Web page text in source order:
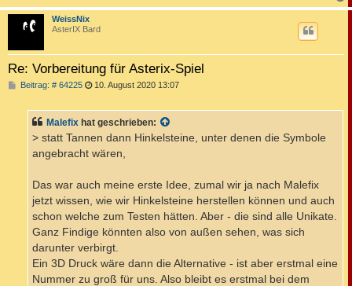
a
WeissNix
AsterIX Bard
Re: Vorbereitung für Asterix-Spiel
Beitrag: # 64225B
r
a
10. August 2020 13:07
Malefix hat geschrieben:
> statt Tannen dann Hinkelsteine, unter denen die Symbole
angebracht wären,
Das war auch meine erste Idee, zumal wir ja nach Malefix
jetzt wissen, wie wir Hinkelsteine herstellen können und auch
schon welche zum Testen hätten. Aber - die sind alle Unikate.
Ganz Findige könnten also von außen sehen, was sich
darunter verbirgt.
Ein 3D Druck wäre dann die Alternative - ist aber erstmal eine
Nummer zu groß für uns. Also bleibt es erstmal bei dem